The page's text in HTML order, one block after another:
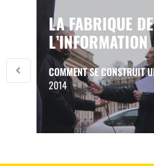
LA FABRIQUE DE
L’INFORMATION
COMMENT SE CONSTRUIT
2014